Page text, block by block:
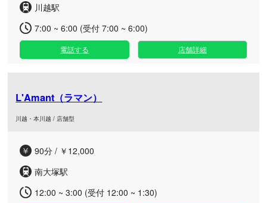
川越駅
7:00 ~ 6:00 (受付 7:00 ~ 6:00)
電話する 店舗詳細
L'Amant（ラマン）
川越・本川越 / 店舗型
90分 / ￥12,000
南大塚駅
12:00 ~ 3:00 (受付 12:00 ~ 1:30)